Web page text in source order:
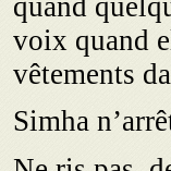
quand
voix quand
vêtements
Simha